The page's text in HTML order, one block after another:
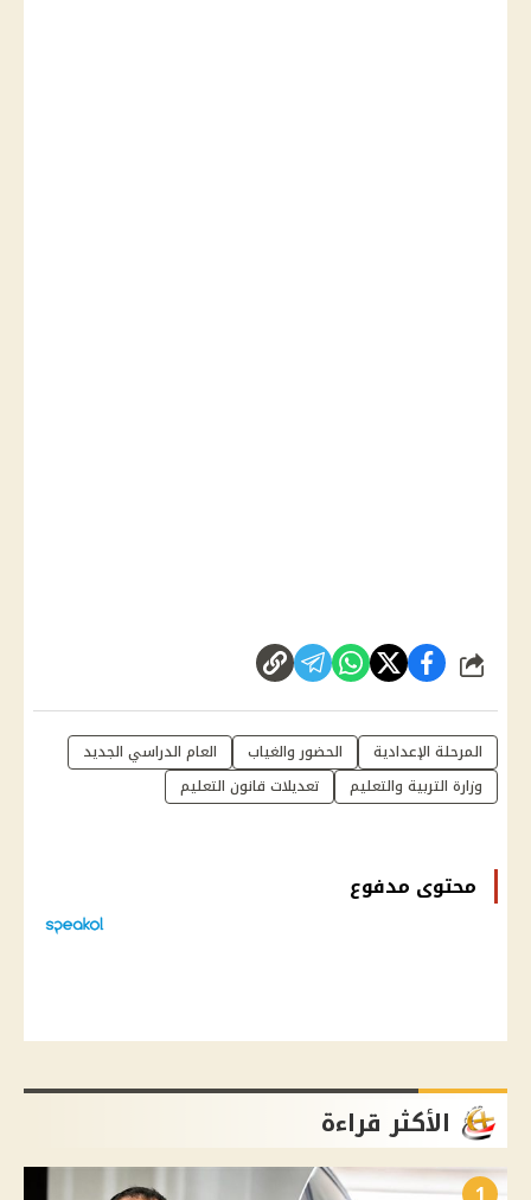
شارك
المرحلة الإعدادية الحضور والغياب
العام الدراسي الجديد
وزارة التربية والتعليم
تعديلات قانون التعليم
محتوى مدفوع
الأكثر قراءة